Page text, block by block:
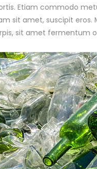
Etiam commodo
sit amet, suscipit eros.
sit amet fermentum